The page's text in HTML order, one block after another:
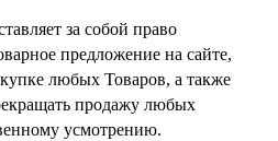
за собой право
предложение на сайте,
любых Товаров, а также
продажу любых
усмотрению.